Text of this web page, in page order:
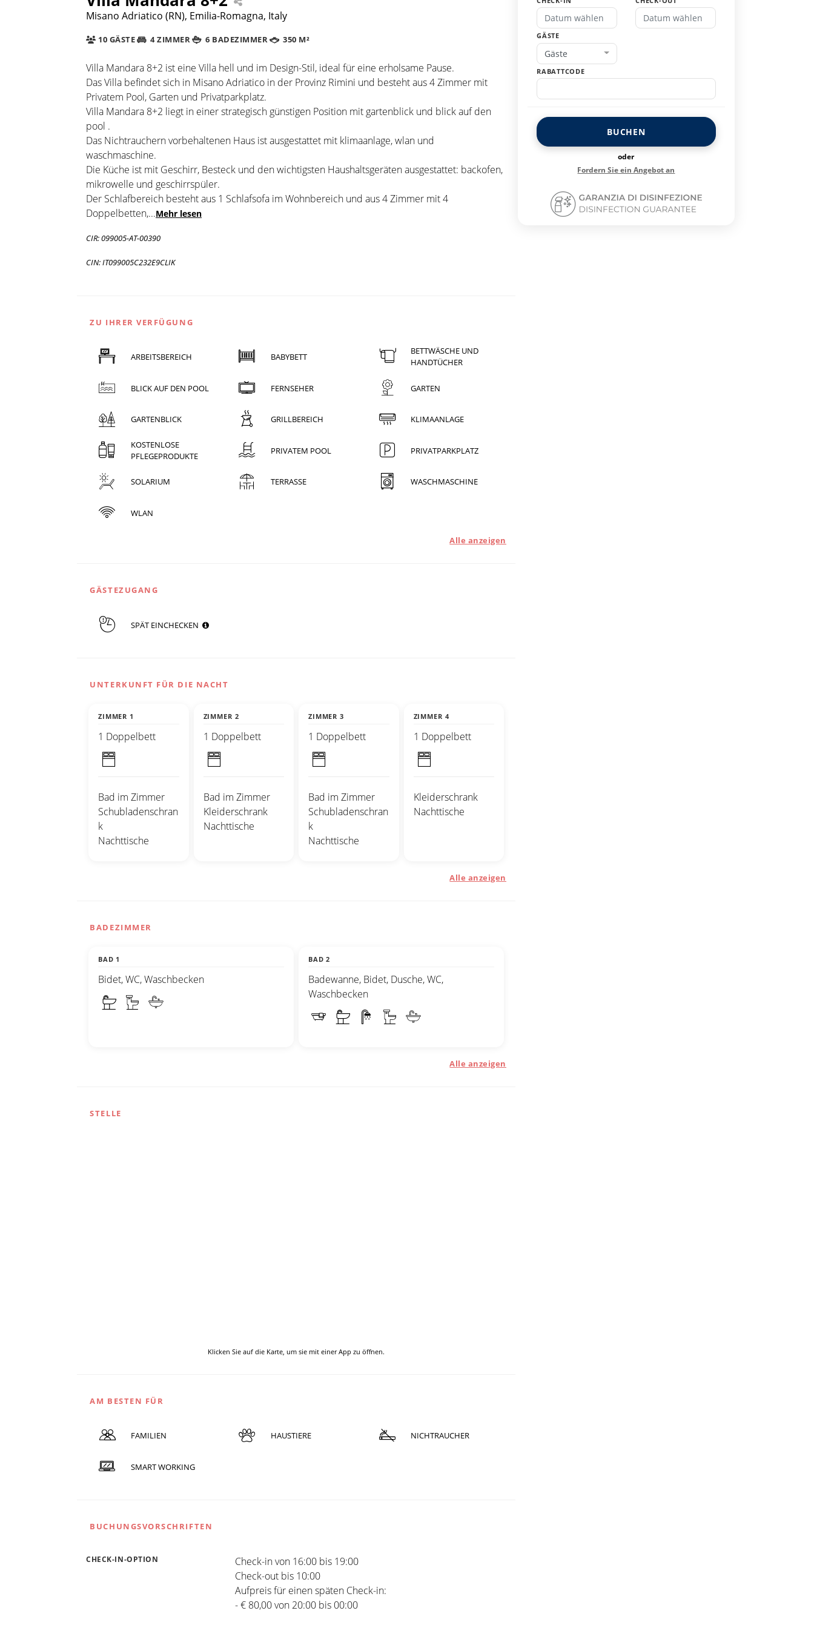
Misano Adriatico (RN), Emilia-Romagna, Italy
10 GÄSTE 4 ZIMMER 6 BADEZIMMER 350 M²
Villa Mandara 8+2 ist eine Villa hell und im Design-Stil, ideal für eine erholsame Pause.
Das Villa befindet sich in Misano Adriatico in der Provinz Rimini und besteht aus 4 Zimmer mit
Privatem Pool, Garten und Privatparkplatz.
Villa Mandara 8+2 liegt in einer strategisch günstigen Position mit gartenblick und blick auf den
pool .
Das Nichtrauchern vorbehaltenen Haus ist ausgestattet mit klimaanlage, wlan und
waschmaschine.
Die Küche ist mit Geschirr, Besteck und den wichtigsten Haushaltsgeräten ausgestattet: backofen,
mikrowelle und geschirrspüler.
Der Schlafbereich besteht aus 1 Schlafsofa im Wohnbereich und aus 4 Zimmer mit 4
Doppelbetten,...Mehr lesen
CIR: 099005-AT-00390
CIN: IT099005C232E9CLIK
ZU IHRER VERFÜGUNG
ARBEITSBEREICH BABYBETT
BETTWÄSCHE UND
HANDTÜCHER
BLICK AUF DEN POOL FERNSEHER GARTEN
GARTENBLICK GRILLBEREICH KLIMAANLAGE
KOSTENLOSE
PFLEGEPRODUKTE
PRIVATEM POOL PRIVATPARKPLATZ
SOLARIUM TERRASSE WASCHMASCHINE
WLAN
Alle anzeigen
GÄSTEZUGANG
SPÄT EINCHECKEN
UNTERKUNFT FÜR DIE NACHT
ZIMMER 1
1 Doppelbett
Bad im Zimmer
Schubladenschran
k
Nachttische
ZIMMER 2
1 Doppelbett
Bad im Zimmer
Kleiderschrank
Nachttische
ZIMMER 3
1 Doppelbett
Bad im Zimmer
Schubladenschran
k
Nachttische
ZIMMER 4
1 Doppelbett
Kleiderschrank
Nachttische
Alle anzeigen
BADEZIMMER
BAD 1
Bidet, WC, Waschbecken
BAD 2
Badewanne, Bidet, Dusche, WC,
Waschbecken
Alle anzeigen
STELLE
Klicken Sie auf die Karte, um sie mit einer App zu öffnen.
AM BESTEN FÜR
FAMILIEN HAUSTIERE NICHTRAUCHER
SMART WORKING
BUCHUNGSVORSCHRIFTEN
CHECK-IN-OPTION
Check-in von 16:00 bis 19:00
Check-out bis 10:00
Aufpreis für einen späten Check-in:
- € 80,00 von 20:00 bis 00:00
GÄSTE
Gäste
RABATTCODE
BUCHEN
oder
Fordern Sie ein Angebot an